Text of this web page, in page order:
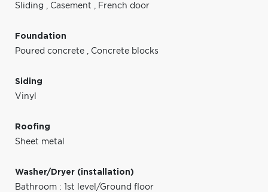
Sliding , Casement , French door
Foundation
Poured concrete , Concrete blocks
Siding
Vinyl
Roofing
Sheet metal
Washer/Dryer (installation)
Bathroom : 1st level/Ground floor